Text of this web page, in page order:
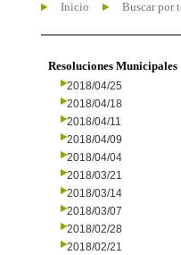
Inicio Buscar por
Resoluciones Municipales
2018/04/25
2018/04/18
2018/04/11
2018/04/09
2018/04/04
2018/03/21
2018/03/14
2018/03/07
2018/02/28
2018/02/21